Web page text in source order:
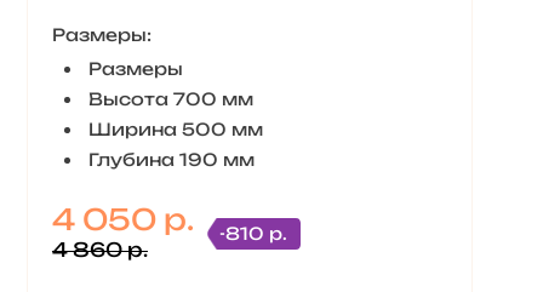
Размеры:
Размеры
Высота 700 мм
Ширина 500 мм
Глубина 190 мм
4 050 р.
4 860 р.
-810 р.